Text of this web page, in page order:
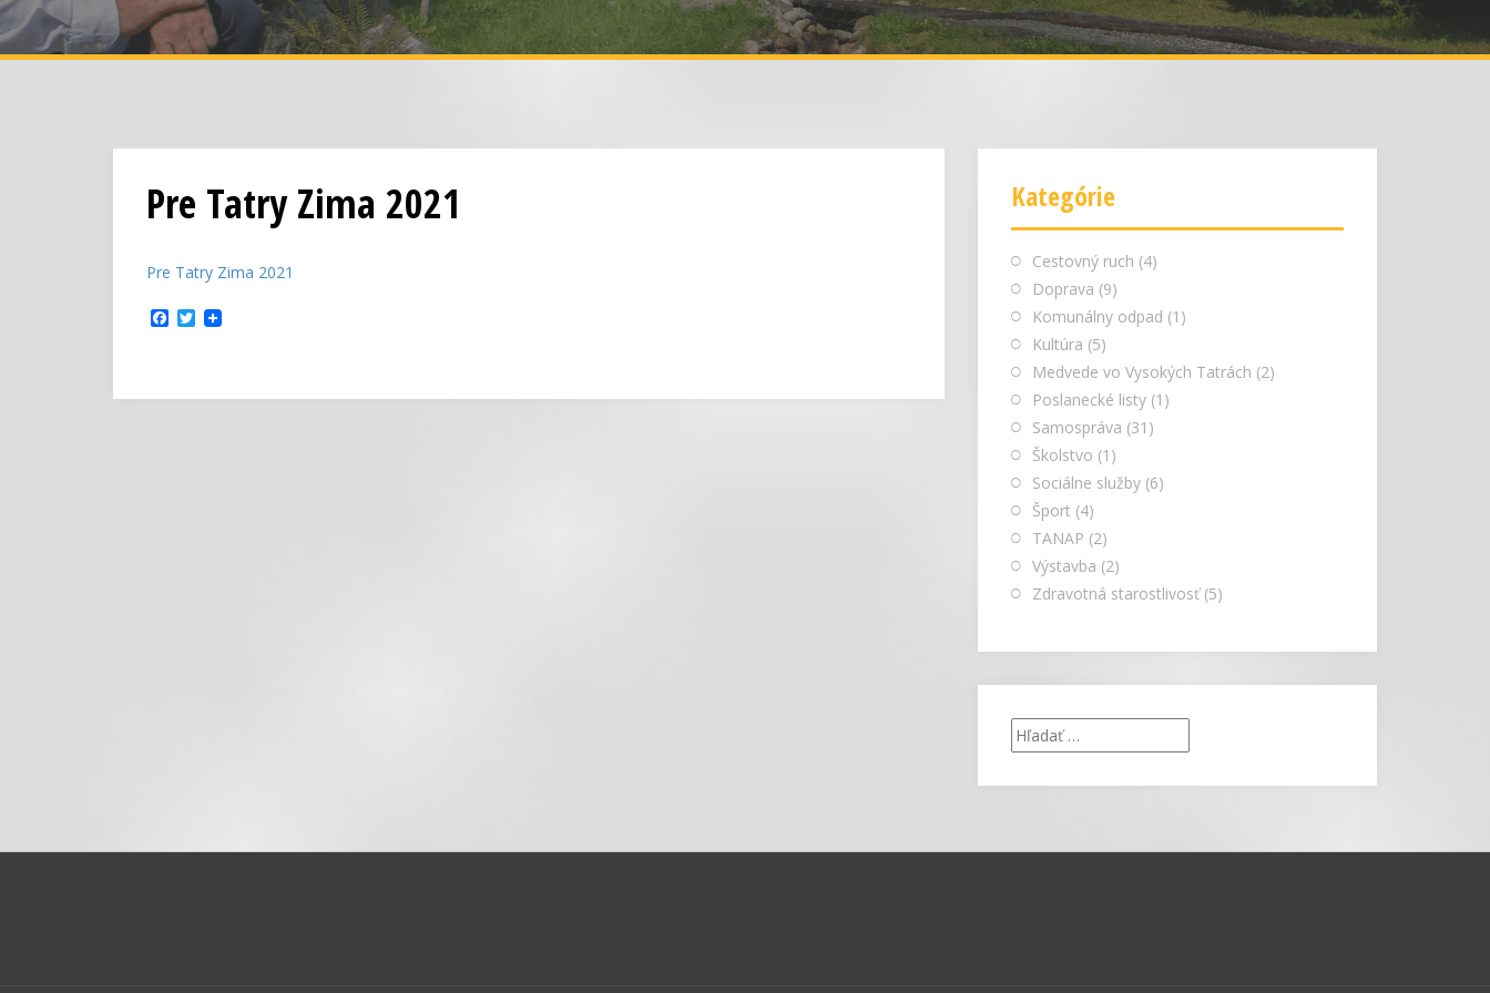
Pre Tatry Zima 2021
Pre Tatry Zima 2021
o
T
e
Kategórie
Cestovný ruch (4)
Doprava (9)
Komunálny odpad (1)
Kultúra (5)
Medvede vo Vysokých Tatrách (2)
Poslanecké listy (1)
Samospráva (31)
Školstvo (1)
Sociálne služby (6)
Šport (4)
TANAP (2)
Výstavba (2)
Zdravotná starostlivosť(5)
Hľadať: